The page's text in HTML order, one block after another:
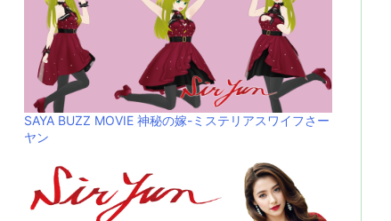
SAYA BUZZ MOVIE 神秘の嫁-ミステリアスワイフさー
ヤン